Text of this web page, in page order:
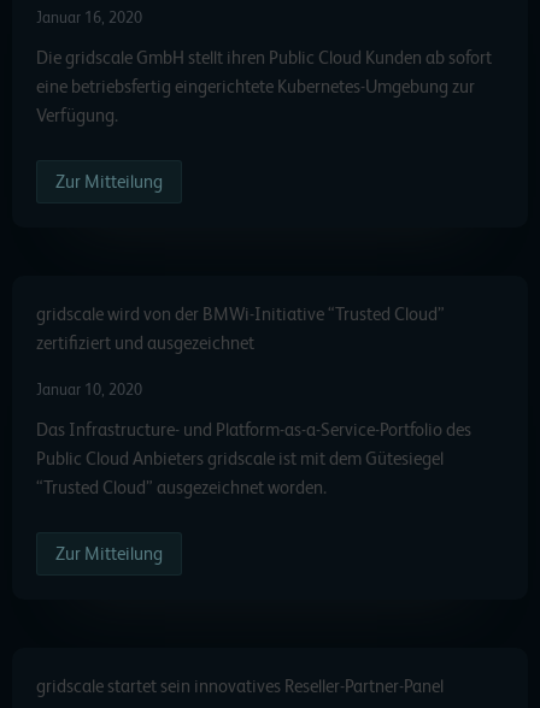
Januar 16, 2020
Die gridscale GmbH stellt ihren Public Cloud Kunden ab sofort
eine betriebsfertig eingerichtete Kubernetes-Umgebung zur
Verfügung.
Zur Mitteilung
gridscale wird von der BMWi-Initiative “Trusted Cloud”
zertifiziert und ausgezeichnet
Januar 10, 2020
Das Infrastructure- und Platform-as-a-Service-Portfolio des
Public Cloud Anbieters gridscale ist mit dem Gütesiegel
“Trusted Cloud” ausgezeichnet worden.
Zur Mitteilung
gridscale startet sein innovatives Reseller-Partner-Panel